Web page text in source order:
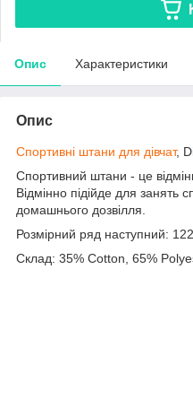
Опис Характеристики
Опис
Спортивні штани для дівчат,
Спортивний штани - це
Відмінно підійде для занять
домашнього дозвілля.
Розмірний ряд наступний:
Склад: 35% Cotton, 65%